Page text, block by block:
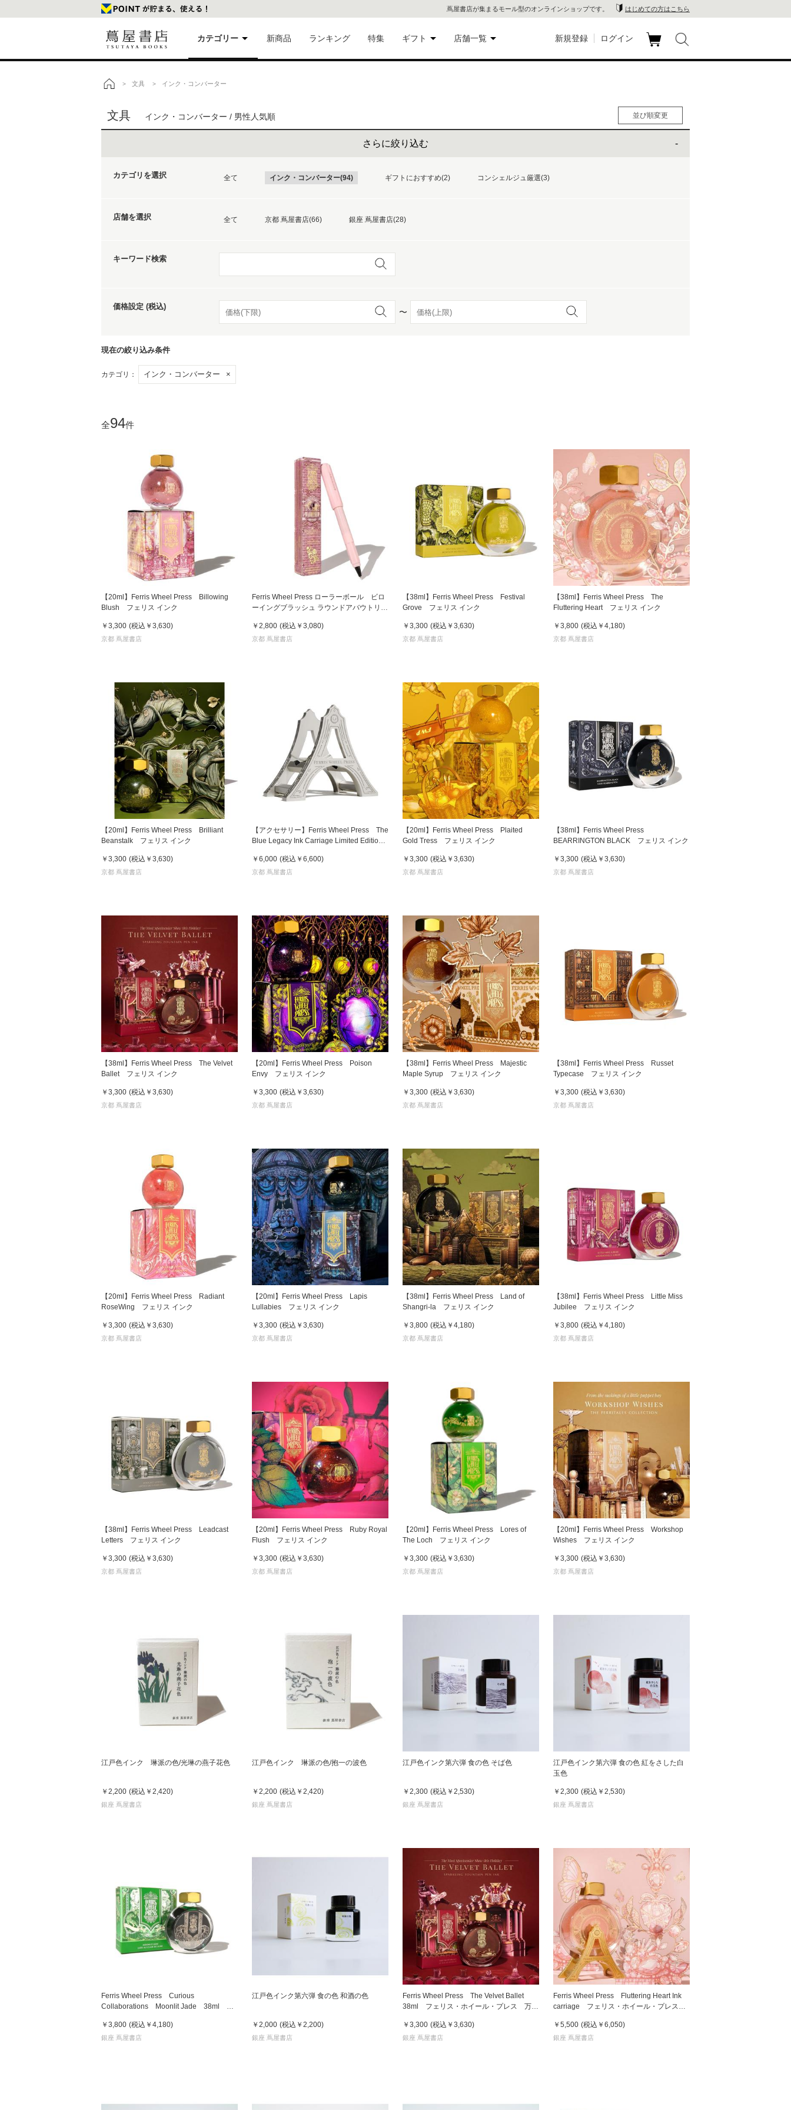
蔦屋書店が集まるモール型のオンラインショップです。 はじめての方はこちら
カテゴリー
本
文具
家電
新商品 ランキング 特集 ギフト 店舗一覧
銀座 蔦屋
広島 蔦屋
書店
屋書店
新規登録 ログイン
> 文具 > インク・コンバーター
文具 インク・コンバーター / 男性人気順
さらに絞り込む
カテゴリを選択 全て インク・コンバーター(94) ギフトにおすすめ(2) コンシェルジュ厳選(3)
店舗を選択 全て 京都 蔦屋書店(66) 銀座 蔦屋書店(28)
キーワード検索
価格設定 (税込)
〜
現在の絞り込み条件
カテゴリ： インク・コンバーター ×
全94件
並び順変更
人気順
【20ml】Ferris Wheel Press Billowing
Blush フェリス インク
￥3,300 (税込 ￥3,630)
京都 蔦屋書店
Ferris Wheel Press ローラーボール ビロ
ーイングブラッシュ ラウンドアバウトリミ
￥2,800 (税込 ￥3,080)
京都 蔦屋書店
【38ml】Ferris Wheel Press Festival
Grove フェリス インク
￥3,300 (税込 ￥3,630)
京都 蔦屋書店
【38ml】Ferris Wheel Press The
Fluttering Heart フェリス インク
￥3,800 (税込 ￥4,180)
京都 蔦屋書店
【20ml】Ferris Wheel Press Brilliant
Beanstalk フェリス インク
￥3,300 (税込 ￥3,630)
京都 蔦屋書店
【アクセサリー】Ferris Wheel Press The
Blue Legacy Ink Carriage Limited Edition
￥6,000 (税込 ￥6,600)
京都 蔦屋書店
【20ml】Ferris Wheel Press Plaited
Gold Tress フェリス インク
￥3,300 (税込 ￥3,630)
京都 蔦屋書店
【38ml】Ferris Wheel Press
BEARRINGTON BLACK フェリス インク
￥3,300 (税込 ￥3,630)
京都 蔦屋書店
【38ml】Ferris Wheel Press The Velvet
Ballet フェリス インク
￥3,300 (税込 ￥3,630)
京都 蔦屋書店
【20ml】Ferris Wheel Press Poison
Envy フェリス インク
￥3,300 (税込 ￥3,630)
京都 蔦屋書店
【38ml】Ferris Wheel Press Majestic
Maple Syrup フェリス インク
￥3,300 (税込 ￥3,630)
京都 蔦屋書店
【38ml】Ferris Wheel Press Russet
Typecase フェリス インク
￥3,300 (税込 ￥3,630)
京都 蔦屋書店
【20ml】Ferris Wheel Press Radiant
RoseWing フェリス インク
￥3,300 (税込 ￥3,630)
京都 蔦屋書店
【20ml】Ferris Wheel Press Lapis
Lullabies フェリス インク
￥3,300 (税込 ￥3,630)
京都 蔦屋書店
【38ml】Ferris Wheel Press Land of
Shangri-la フェリス インク
￥3,800 (税込 ￥4,180)
京都 蔦屋書店
【38ml】Ferris Wheel Press Little Miss
Jubilee フェリス インク
￥3,800 (税込 ￥4,180)
京都 蔦屋書店
【38ml】Ferris Wheel Press Leadcast
Letters フェリス インク
￥3,300 (税込 ￥3,630)
京都 蔦屋書店
【20ml】Ferris Wheel Press Ruby Royal
Flush フェリス インク
￥3,300 (税込 ￥3,630)
京都 蔦屋書店
【20ml】Ferris Wheel Press Lores of
The Loch フェリス インク
￥3,300 (税込 ￥3,630)
京都 蔦屋書店
【20ml】Ferris Wheel Press Workshop
Wishes フェリス インク
￥3,300 (税込 ￥3,630)
京都 蔦屋書店
江戸色インク 琳派の色/光琳の燕子花色
￥2,200 (税込 ￥2,420)
銀座 蔦屋書店
江戸色インク 琳派の色/抱一の波色
￥2,200 (税込 ￥2,420)
銀座 蔦屋書店
江戸色インク第六弾 食の色 そば色
￥2,300 (税込 ￥2,530)
銀座 蔦屋書店
江戸色インク第六弾 食の色 紅をさした白
玉色
￥2,300 (税込 ￥2,530)
銀座 蔦屋書店
Ferris Wheel Press Curious
Collaborations Moonlit Jade 38ml フ
￥3,800 (税込 ￥4,180)
銀座 蔦屋書店
江戸色インク第六弾 食の色 和酒の色
￥2,000 (税込 ￥2,200)
銀座 蔦屋書店
Ferris Wheel Press The Velvet Ballet
38ml フェリス・ホイール・プレス 万年
￥3,300 (税込 ￥3,630)
銀座 蔦屋書店
Ferris Wheel Press Fluttering Heart Ink
carriage フェリス・ホイール・プレス
￥5,500 (税込 ￥6,050)
銀座 蔦屋書店